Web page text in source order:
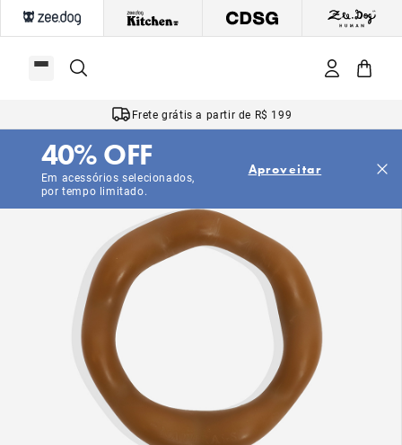
Frete grátis a partir de R$ 199
Em acessórios selecionados,
por tempo limitado.
40% OFF Aproveitar